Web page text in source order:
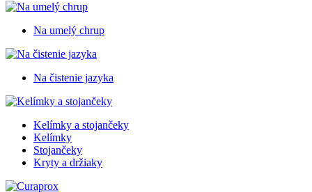
Na umelý chrup
Na čistenie jazyka
Kelímky a stojančeky
Kelímky
Stojančeky
Kryty a držiaky